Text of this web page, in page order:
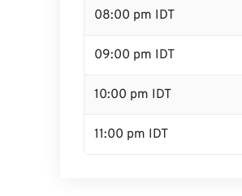
08:00 pm IDT
09:00 pm IDT
10:00 pm IDT
11:00 pm IDT